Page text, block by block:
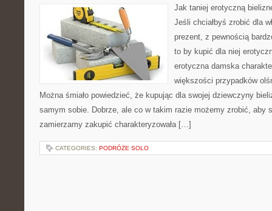
Jak taniej erotyczną
Jeśli chciałbyś zrobić dla
prezent, z pewnością
to by kupić dla niej
erotyczna damska
większości przypadków
Można śmiało powiedzieć, że kupując dla swojej dziewczyny
samym sobie. Dobrze, ale co w takim razie możemy zrobić, aby
zamierzamy zakupić charakteryzowała […]
CATEGORIES: PODRÓŻE SOLO